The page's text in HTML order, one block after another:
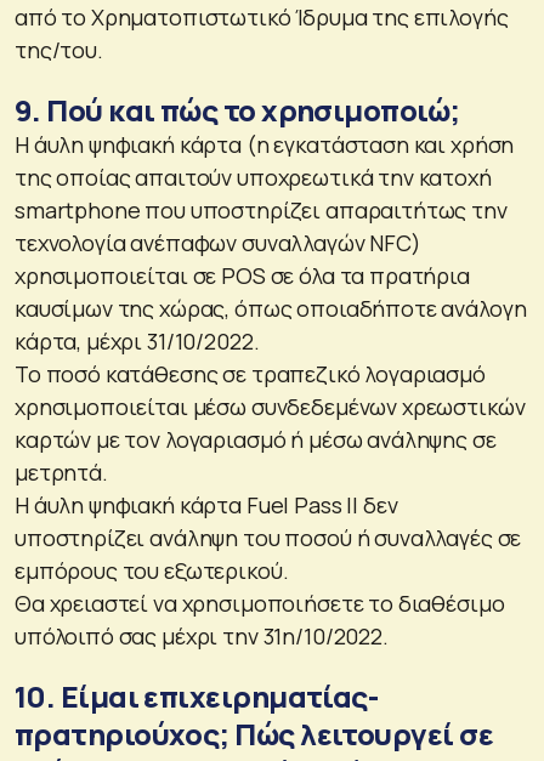
από το Χρηματοπιστωτικό Ίδρυμα της επιλογής
της/του.
9. Πού και πώς το χρησιμοποιώ;
H άυλη ψηφιακή κάρτα (η εγκατάσταση και χρήση
της οποίας απαιτούν υποχρεωτικά την κατοχή
smartphone που υποστηρίζει απαραιτήτως την
τεχνολογία ανέπαφων συναλλαγών ΝFC)
χρησιμοποιείται σε POS σε όλα τα πρατήρια
καυσίμων της χώρας, όπως οποιαδήποτε ανάλογη
κάρτα, μέχρι 31/10/2022.
Το ποσό κατάθεσης σε τραπεζικό λογαριασμό
χρησιμοποιείται μέσω συνδεδεμένων χρεωστικών
καρτών με τον λογαριασμό ή μέσω ανάληψης σε
μετρητά.
Η άυλη ψηφιακή κάρτα Fuel Pass ΙΙ δεν
υποστηρίζει ανάληψη του ποσού ή συναλλαγές σε
εμπόρους του εξωτερικού.
Θα χρειαστεί να χρησιμοποιήσετε το διαθέσιμο
υπόλοιπό σας μέχρι την 31η/10/2022.
10. Είμαι επιχειρηματίας-
πρατηριούχος; Πώς λειτουργεί σε